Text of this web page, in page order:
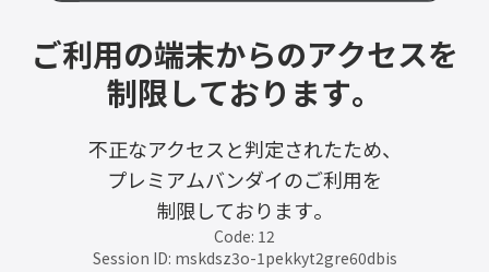
ご利用の端末からのアクセスを
制限しております。
不正なアクセスと判定されたため、
プレミアムバンダイのご利用を
制限しております。
Code: 12
Session ID: mskdsz3o-1pekkyt2gre60dbis